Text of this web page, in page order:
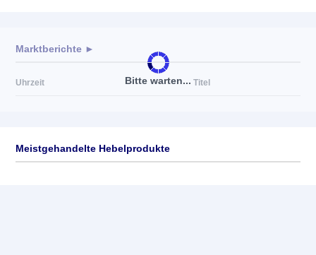
Bitte warten...
Marktberichte ►
Uhrzeit Titel
Meistgehandelte Hebelprodukte